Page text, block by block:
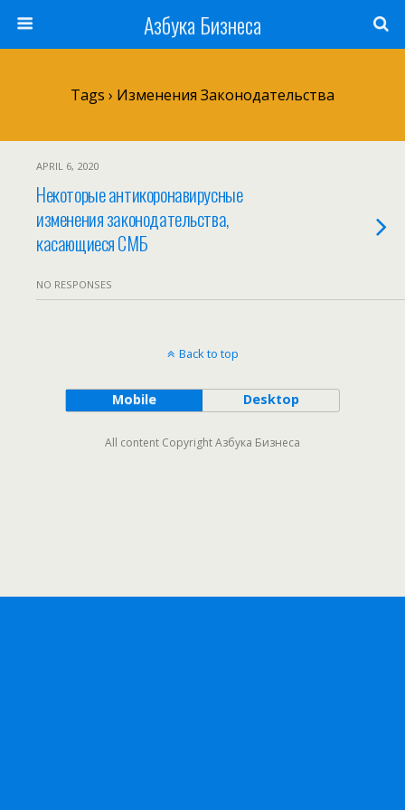
Азбука Бизнеса
Tags › Изменения Законодательства
APRIL 6, 2020
Некоторые антикоронавирусные
изменения законодательства,
касающиеся СМБ
NO RESPONSES
Back to top
Mobile Desktop
All content Copyright Азбука Бизнеса